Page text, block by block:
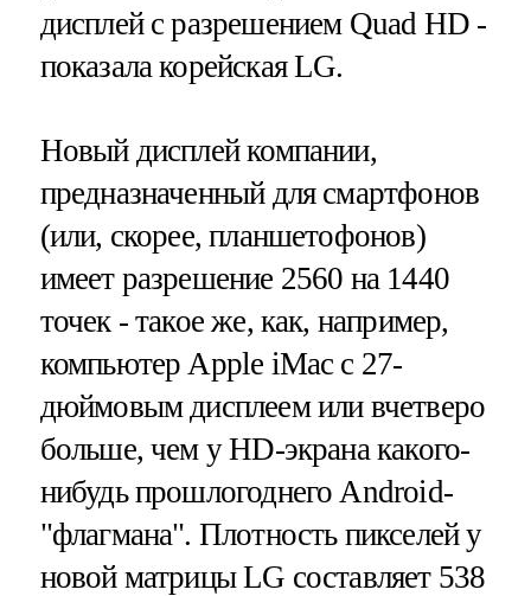
дисплей с разрешением Quad HD -
показала корейская LG.
Новый дисплей компании,
предназначенный для смартфонов
(или, скорее, планшетофонов)
имеет разрешение 2560 на 1440
точек - такое же, как, например,
компьютер Apple iMac с 27-
дюймовым дисплеем или вчетверо
больше, чем у HD-экрана какого-
нибудь прошлогоднего Android-
"флагмана". Плотность пикселей у
новой матрицы LG составляет 538